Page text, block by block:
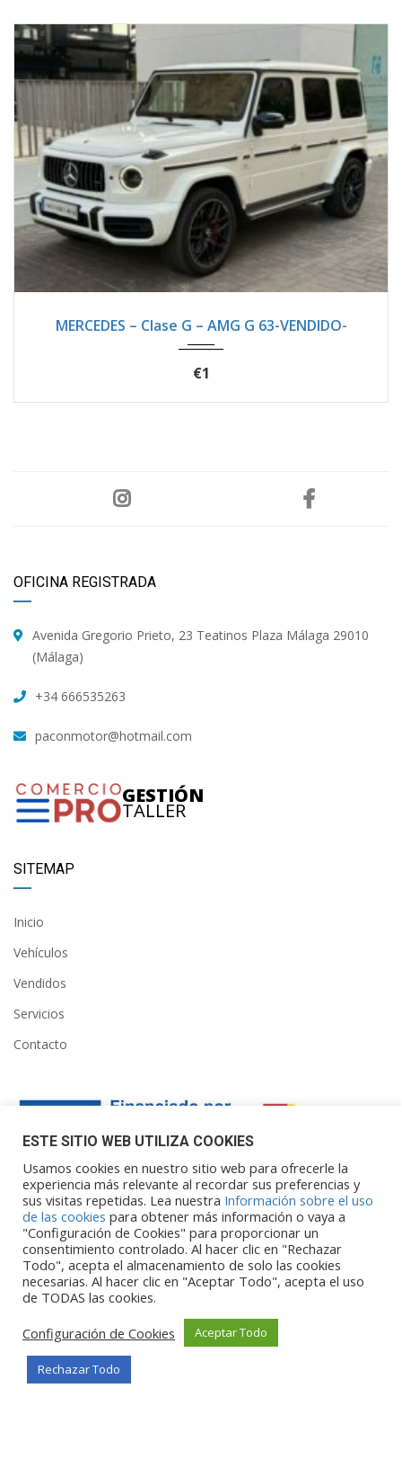
MERCEDES – Clase G – AMG G 63-VENDIDO-
€1
OFICINA REGISTRADA
Avenida Gregorio Prieto, 23 Teatinos Plaza Málaga 29010
(Málaga)
+34 666535263
paconmotor@hotmail.com
GESTIÓN
TALLER
SITEMAP
Inicio
Vehículos
Vendidos
Servicios
Contacto
Financiado por la Unión Europea – NextGenerationEU. Sin
embargo, los puntos de vista y las
opiniones expresadas son únicamente los del autor o autores y
no reflejan necesariamente los de
la Unión Europea o la Comisión Europea. Ni la Unión Europea ni
la Comisión Europea pueden ser
consideradas responsables de las mismas.
ESTE SITIO WEB UTILIZA COOKIES
Usamos cookies en nuestro sitio web para ofrecerle la
experiencia más relevante al recordar sus preferencias y
sus visitas repetidas. Lea nuestra Información sobre el uso
de las cookies para obtener más información o vaya a
"Configuración de Cookies" para proporcionar un
consentimiento controlado. Al hacer clic en "Rechazar
Todo", acepta el almacenamiento de solo las cookies
necesarias. Al hacer clic en "Aceptar Todo", acepta el uso
de TODAS las cookies.
Configuración de Cookies
Aceptar Todo
Rechazar Todo